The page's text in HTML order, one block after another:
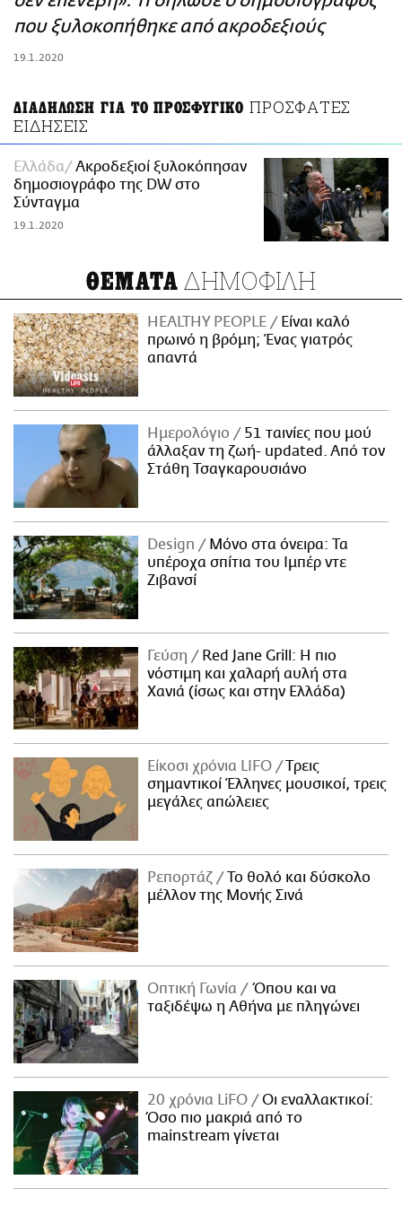
ΑΜΠΑ
που ξυλοκοπήθηκε από ακροδεξιούς
19.1.2020
ΔΙΑΔΗΛΩΣΗ ΓΙΑ ΤΟ ΠΡΟΣΦΥΓΙΚΟ ΠΡΟΣΦΑΤΕΣ
ΕΙΔΗΣΕΙΣ
Ελλάδα
Ακροδεξιοί ξυλοκόπησαν
δημοσιογράφο της DW στο
Σύνταγμα
19.1.2020
ΘΕΜΑΤΑ ΔΗΜΟΦΙΛΗ
HEALTHY PEOPLE
Είναι καλό
πρωινό η βρόμη; Ένας γιατρός
απαντά
Ημερολόγιο
51 ταινίες που μού
άλλαξαν τη ζωή- updated. Aπό τον
Στάθη Τσαγκαρουσιάνο
Design
Μόνο στα όνειρα: Τα
υπέροχα σπίτια του Ιμπέρ ντε
Ζιβανσί
Γεύση
Red Jane Grill: Η πιο
νόστιμη και χαλαρή αυλή στα
Χανιά (ίσως και στην Ελλάδα)
Είκοσι χρόνια LIFO
Tρεις
σημαντικοί Έλληνες μουσικοί, τρεις
μεγάλες απώλειες
Ρεπορτάζ
Το θολό και δύσκολο
μέλλον της Μονής Σινά
Οπτική Γωνία
Όπου και να
ταξιδέψω η Αθήνα με πληγώνει
20 χρόνια LiFO
Οι εναλλακτικοί:
Όσο πιο μακριά από το
mainstream γίνεται